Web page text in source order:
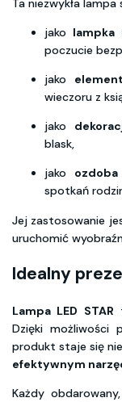
Ta niezwykła
jako lampka
poczucie
jako
wieczoru z
jako
blask,
jako
spotkań
Jej zastosowanie
uruchomić
Idealny
Lampa LED STAR
Dzięki możliwości
produkt staje się
efektywnym
Każdy